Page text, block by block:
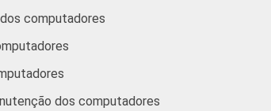
estimuladas.
celular. Respostas estimuladas.
computadores
dos computadores